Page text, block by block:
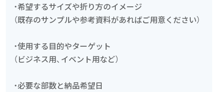
・希望するサイズや折り方のイメージ
（既存のサンプルや参考資料があればご用意ください）
・使用する目的やターゲット
（ビジネス用、イベント用など）
・必要な部数と納品希望日